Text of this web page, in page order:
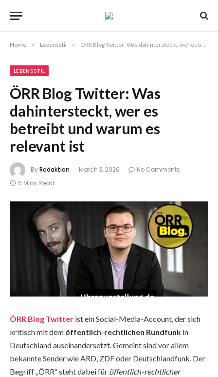
Home » Lebensstil » ÖRR Blog Twitter: Was dahintersteckt, wer es betreibt und warum es relevant ist
LEBENSSTIL
ÖRR Blog Twitter: Was
dahintersteckt, wer es
betreibt und warum es
relevant ist
ByRedaktion March 3, 2026
No Comments
5 Mins Read
ÖRR Blog Twitter ist ein Social-Media-Account, der sich
kritisch mit dem öffentlich-rechtlichen Rundfunk in
Deutschland auseinandersetzt. Gemeint sind vor allem
bekannte Sender wie ARD, ZDF oder Deutschlandfunk. Der
Begriff „ÖRR“ steht dabei für öffentlich-rechtlicher